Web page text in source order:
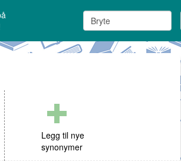
Legg til nye
synonymer